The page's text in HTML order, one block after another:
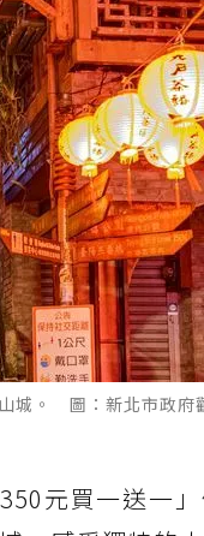
城。 圖：新北市政府
元買一送一